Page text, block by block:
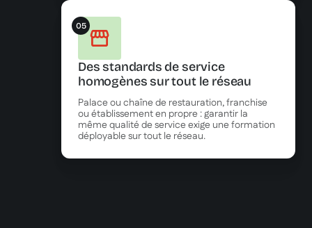
05
Des standards de service
homogènes sur tout le réseau
Palace ou chaîne de restauration, franchise
ou établissement en propre : garantir la
même qualité de service exige une formation
déployable sur tout le réseau.